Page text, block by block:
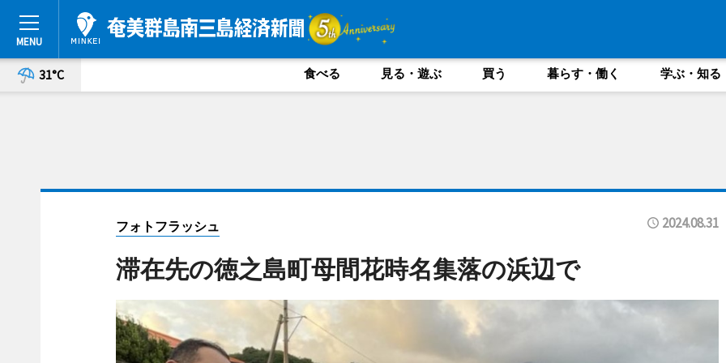
31°C 食べる 見る・遊ぶ 買う 暮らす・働く 学ぶ・知る
フォトフラッシュ 2024.08.31
滞在先の徳之島町母間花時名集落の浜辺で